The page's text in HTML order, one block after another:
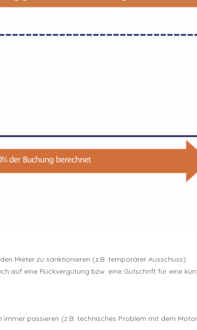
Mieter zu sanktionieren (z.B. temporärer Ausschuss).
auf eine Rückvergütung bzw. eine Gutschrift für eine
passieren (z.B. technisches Problem mit dem